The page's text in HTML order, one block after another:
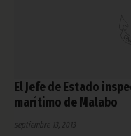
El Jefe de Estado
marítimo de Malabo
septiembre 13, 2013